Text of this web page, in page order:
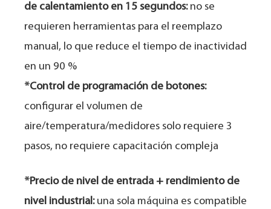
de calentamiento en 15 segundos:no se
requieren herramientas para el reemplazo
manual, lo que reduce el tiempo de inactividad
en un 90 %
*Control de programación de botones:
configurar el volumen de
aire/temperatura/medidores solo requiere 3
pasos, no requiere capacitación compleja
*Precio de nivel de entrada + rendimiento de
nivel industrial:una sola máquina es compatible